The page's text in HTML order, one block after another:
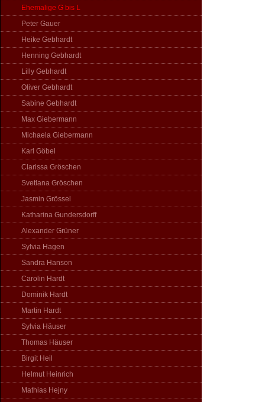
Ehemalige G bis L
Peter Gauer
Heike Gebhardt
Henning Gebhardt
Lilly Gebhardt
Oliver Gebhardt
Sabine Gebhardt
Max Giebermann
Michaela Giebermann
Karl Göbel
Clarissa Gröschen
Svetlana Gröschen
Jasmin Grössel
Katharina Gundersdorff
Alexander Grüner
Sylvia Hagen
Sandra Hanson
Carolin Hardt
Dominik Hardt
Martin Hardt
Sylvia Häuser
Thomas Häuser
Birgit Heil
Helmut Heinrich
Mathias Hejny